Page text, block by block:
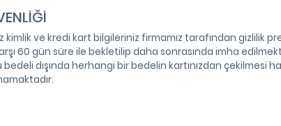
ve kredi kart bilgileriniz firmamız tarafından gizlilik
60 gün süre ile bekletilip daha sonrasında imha
dışında herhangi bir bedelin kartınızdan çekilmesi